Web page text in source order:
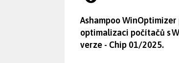
Ashampoo
optimalizaci počítačů s
verze - Chip 01/2025.